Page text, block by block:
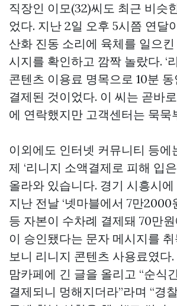
직장인 이모(32)씨도 최근 비슷
었다. 지난 2일 오후 5시쯤 연달
산화 진동 소리에 육체를 일으
시지를 확인하고 깜짝 놀랐다. ‘
콘텐츠 이용료 명목으로 10분
결제된 것이었다. 이 씨는 곧바
에 연락했지만 고객센터는 묵묵
이외에도 인터넷 커뮤니티 등에
제 ‘리니지 소액결제로 피해 입
올라와 있습니다. 경기 시흥시
지난 전날 ‘넷마블에서 7만2000
등 자본이 수차례 결제돼 70만
이 승인됐다는 문자 메시지를
보니 리니지 콘텐츠 사용료였다
맘카페에 긴 글을 올리고 “순식
결제되니 멍해지더라”라며 “경